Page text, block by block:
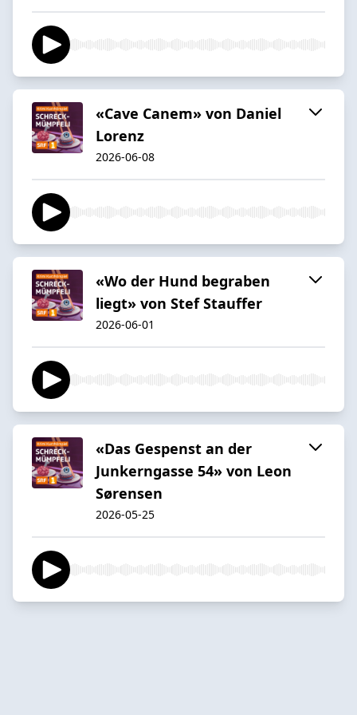
«Cave Canem» von Daniel
Lorenz
2026-06-08
«Wo der Hund begraben
liegt» von Stef Stauffer
2026-06-01
«Das Gespenst an der
Junkerngasse 54» von Leon
Sørensen
2026-05-25